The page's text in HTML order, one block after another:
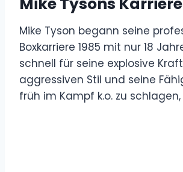
Mike Tyson begann seine
Boxkarriere 1985 mit nur 18
schnell für seine explosive
aggressiven Stil und seine
früh im Kampf k.o. zu